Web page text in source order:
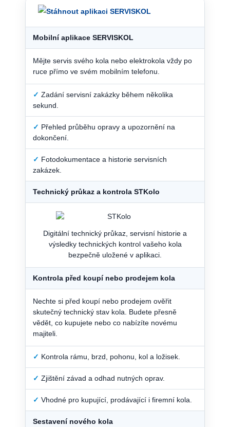
Mobilní aplikace SERVISKOL
Mějte servis svého kola nebo elektrokola vždy po
ruce přímo ve svém mobilním telefonu.
✓ Zadání servisní zakázky během několika
sekund.
✓ Přehled průběhu opravy a upozornění na
dokončení.
✓ Fotodokumentace a historie servisních
zakázek.
Technický průkaz a kontrola STKolo
Digitální technický průkaz, servisní historie a
výsledky technických kontrol vašeho kola
bezpečně uložené v aplikaci.
Kontrola před koupí nebo prodejem kola
Nechte si před koupí nebo prodejem ověřit
skutečný technický stav kola. Budete přesně
vědět, co kupujete nebo co nabízíte novému
majiteli.
✓ Kontrola rámu, brzd, pohonu, kol a ložisek.
✓ Zjištění závad a odhad nutných oprav.
✓ Vhodné pro kupující, prodávající i firemní kola.
Sestavení nového kola